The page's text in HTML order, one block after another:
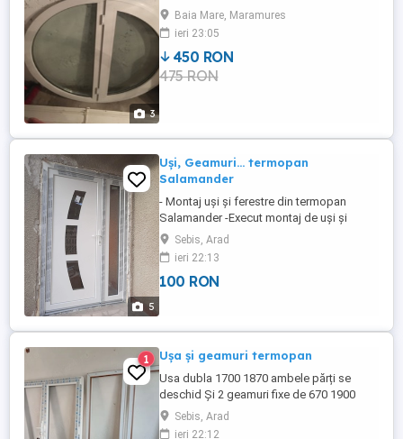
3
Baia Mare, Maramures
ieri 23:05
450 RON
475 RON
5
Uși, Geamuri... termopan
Salamander
- Montaj uși și ferestre din termopan
Salamander -Execut montaj de uși și
ferestre din termopan Salamander,
precum și: - Rolete exterioare - Plase de
insecte pliante - Reparații pentru tâmplărie
PVC și aluminiu - Înlocuire sticlă termopan
Sebis, Arad
ieri 22:13
100 RON
1 Ușa și geamuri termopan
Usa dubla 1700 1870 ambele părți se
deschid Și 2 geamuri fixe de 670 1900
Culoare alb interior și stejar auriu exterior
Preț 3000 ron ,la cerere se poate și
Sebis, Arad
ieri 22:12